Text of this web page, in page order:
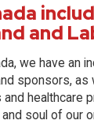
and
we have an
sponsors, as
healthcare
soul of our